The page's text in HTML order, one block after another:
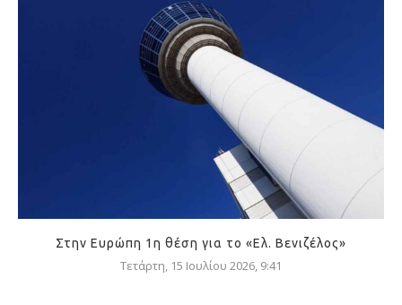
Στην Ευρώπη 1η θέση για το «Ελ. Βενιζέλος»
Τετάρτη, 15 Ιουλίου 2026, 9:41